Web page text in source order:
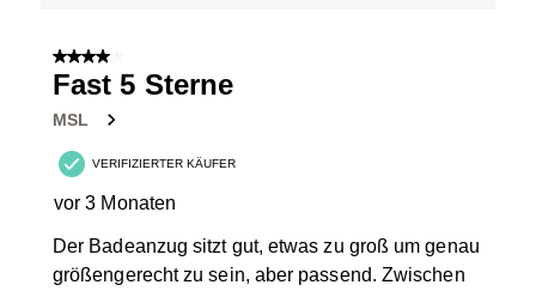
4 von 5 Sternen.
Fast 5 Sterne
MSL
VERIFIZIERTER KÄUFER
vor 3 Monaten
Der Badeanzug sitzt gut, etwas zu groß um genau
größengerecht zu sein, aber passend. Zwischen